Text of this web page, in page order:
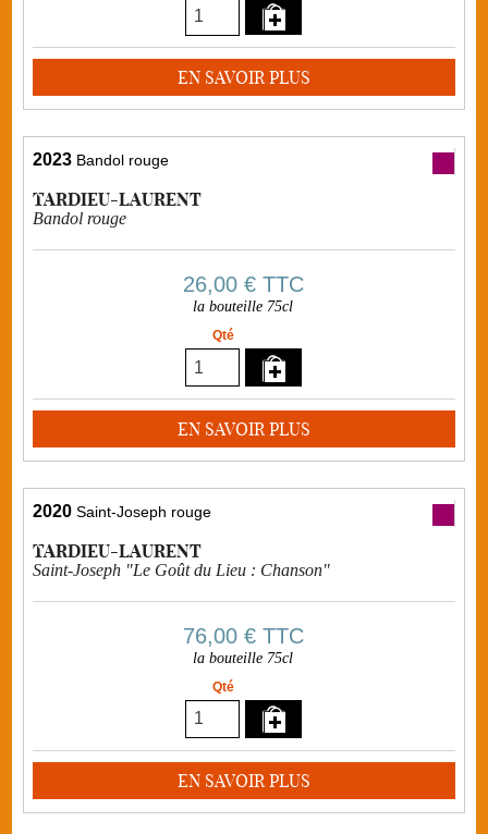
EN SAVOIR PLUS
2023 Bandol rouge
TARDIEU-LAURENT
Bandol rouge
26,00 €TTC
la bouteille 75cl
Qté
EN SAVOIR PLUS
2020 Saint-Joseph rouge
TARDIEU-LAURENT
Saint-Joseph "Le Goût du Lieu : Chanson"
76,00 €TTC
la bouteille 75cl
Qté
EN SAVOIR PLUS